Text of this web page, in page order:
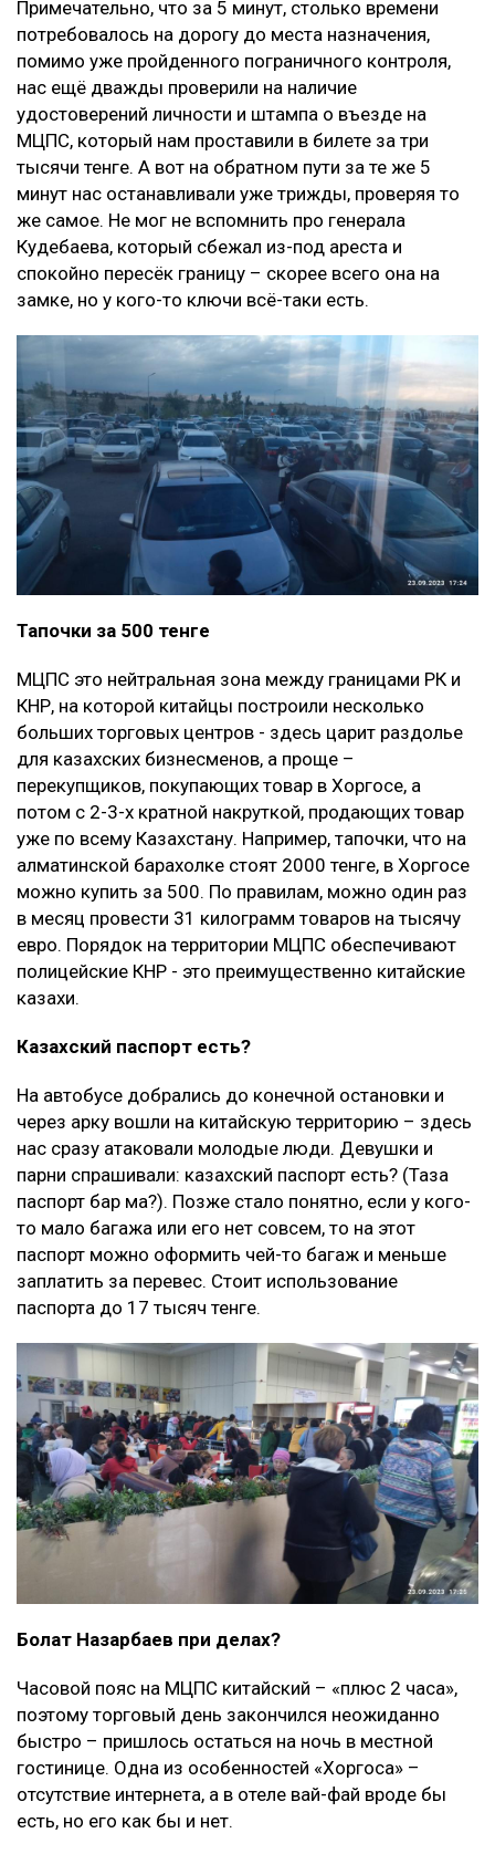
Примечательно, что за 5 минут, столько времени
потребовалось на дорогу до места назначения,
помимо уже пройденного пограничного контроля,
нас ещё дважды проверили на наличие
удостоверений личности и штампа о въезде на
МЦПС, который нам проставили в билете за три
тысячи тенге. А вот на обратном пути за те же 5
минут нас останавливали уже трижды, проверяя то
же самое. Не мог не вспомнить про генерала
Кудебаева, который сбежал из-под ареста и
спокойно пересёк границу – скорее всего она на
замке, но у кого-то ключи всё-таки есть.
Тапочки за 500 тенге
МЦПС это нейтральная зона между границами РК и
КНР, на которой китайцы построили несколько
больших торговых центров - здесь царит раздолье
для казахских бизнесменов, а проще –
перекупщиков, покупающих товар в Хоргосе, а
потом с 2-3-х кратной накруткой, продающих товар
уже по всему Казахстану. Например, тапочки, что на
алматинской барахолке стоят 2000 тенге, в Хоргосе
можно купить за 500. По правилам, можно один раз
в месяц провести 31 килограмм товаров на тысячу
евро. Порядок на территории МЦПС обеспечивают
полицейские КНР - это преимущественно китайские
казахи.
Казахский паспорт есть?
На автобусе добрались до конечной остановки и
через арку вошли на китайскую территорию – здесь
нас сразу атаковали молодые люди. Девушки и
парни спрашивали: казахский паспорт есть? (Таза
паспорт бар ма?). Позже стало понятно, если у кого-
то мало багажа или его нет совсем, то на этот
паспорт можно оформить чей-то багаж и меньше
заплатить за перевес. Стоит использование
паспорта до 17 тысяч тенге.
Болат Назарбаев при делах?
Часовой пояс на МЦПС китайский – «плюс 2 часа»,
поэтому торговый день закончился неожиданно
быстро – пришлось остаться на ночь в местной
гостинице. Одна из особенностей «Хоргоса» –
отсутствие интернета, а в отеле вай-фай вроде бы
есть, но его как бы и нет.